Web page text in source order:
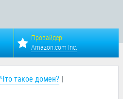
Провайдер:
Amazon.com Inc.
Что такое домен? |